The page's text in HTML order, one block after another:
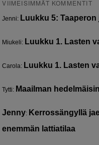
VIIMEISIMMÄT KOMMENTIT
Jenni: Luukku 5:
Miukeli: Luukku 1. Lasten
Carola: Luukku 1. Lasten
Tytti: Maailman
Jenny: Kerrossängyllä
enemmän lattiatilaa